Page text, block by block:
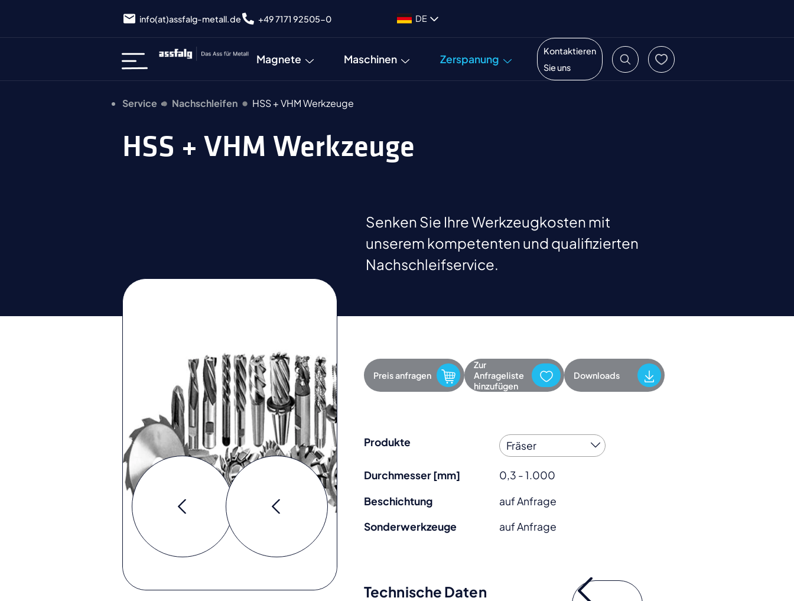
info(at)assfalg-metall.de +49 7171 92505-0 DE
Magnete Maschinen Zerspanung
Kontaktieren
Sie uns
Service Nachschleifen HSS + VHM Werkzeuge
HSS + VHM Werkzeuge
Senken Sie Ihre Werkzeugkosten mit
unserem kompetenten und qualifizierten
Nachschleifservice.
Preis anfragen
Zur
Anfrageliste
hinzufügen
Downloads
Produkte
Durchmesser [mm]
0,3 - 1.000
Beschichtung
auf Anfrage
Sonderwerkzeuge
auf Anfrage
Technische Daten